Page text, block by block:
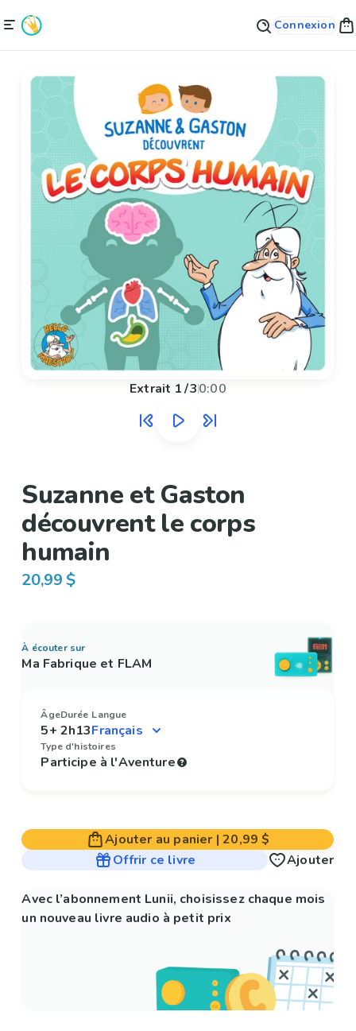
Connexion
Extrait 1/30:00
Suzanne et Gaston
découvrent le corps
humain
20,99 $
À écouter sur
Ma Fabrique et FLAM
Âge
5+
Durée
2h13
Langue
Type d'histoires
Participe à l'Aventure
Ajouter au panier |20,99 $
Offrir ce livre
Ajouter
Avec l’abonnement Lunii, choisissez chaque mois
un nouveau livre audio à petit prix